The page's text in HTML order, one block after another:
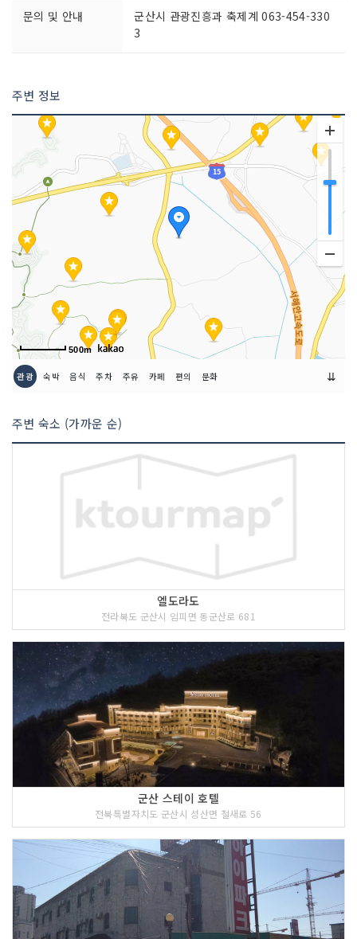
문의 및 안내
군산시 관광진흥과 축제계 063-454-330
3
주변 정보
500m
관광 숙박 음식 주차 주유 카페 편의 문화 ⇊
주변 숙소 (가까운 순)
엘도라도
전라북도 군산시 임피면 동군산로 681
군산 스테이 호텔
전북특별자치도 군산시 성산면 철새로 56